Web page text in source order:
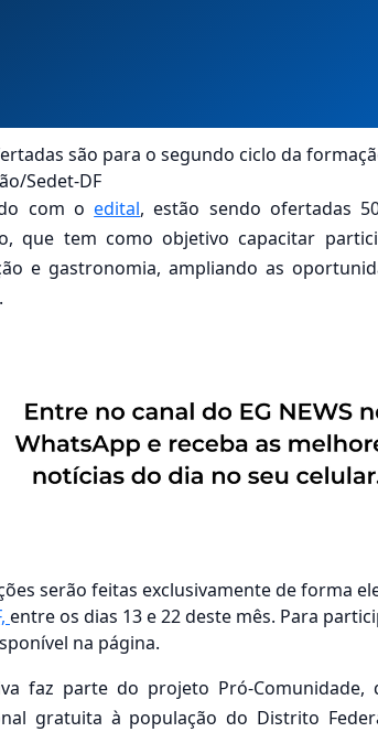
são para o segundo ciclo da
Sedet-DF
com oedital, estão sendo ofertadas
que tem como objetivo capacitar
e gastronomia, ampliando as
serão feitas exclusivamente de forma
entre os dias 13 e 22 deste mês. Para
na página.
faz parte do projeto Pró-Comunidade,
gratuita à população do Distrito